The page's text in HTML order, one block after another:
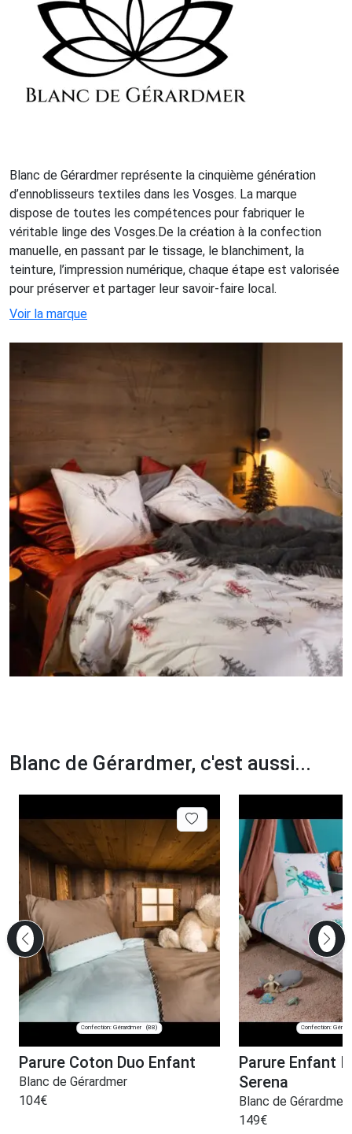
Blanc de Gérardmer représente la cinquième génération
d’ennoblisseurs textiles dans les Vosges. La marque
dispose de toutes les compétences pour fabriquer le
véritable linge des Vosges.De la création à la confection
manuelle, en passant par le tissage, le blanchiment, la
teinture, l’impression numérique, chaque étape est valorisée
pour préserver et partager leur savoir-faire local.
Voir la marque
Blanc de Gérardmer, c'est aussi...
Confection: Gérardmer (88)
Parure Coton Duo Enfant
Blanc de Gérardmer
104€
Confection:
Parure Enfant
Serena
Blanc de Gérardmer
149€